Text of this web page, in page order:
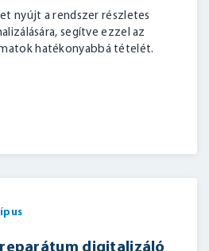
nyújt a rendszer részletes
segítve ezzel az
hatékonyabbá tételét.